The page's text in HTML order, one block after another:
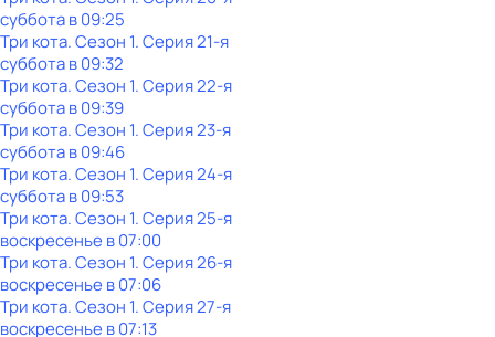
субботав09:25
Три кота. Сезон 1. Серия 21-я
субботав09:32
Три кота. Сезон 1. Серия 22-я
субботав09:39
Три кота. Сезон 1. Серия 23-я
субботав09:46
Три кота. Сезон 1. Серия 24-я
субботав09:53
Три кота. Сезон 1. Серия 25-я
воскресенье в07:00
Три кота. Сезон 1. Серия 26-я
воскресенье в07:06
Три кота. Сезон 1. Серия 27-я
воскресенье в07:13